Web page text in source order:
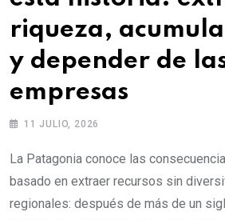
riqueza,
y depender de
empresas
11 JULIO, 2026
La Patagonia conoce las
basado en extraer recursos sin
regionales: después de más de un